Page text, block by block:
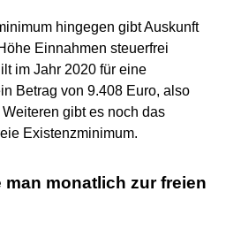
hingegen gibt Auskunft
Einnahmen steuerfrei
im Jahr 2020 für eine
Betrag von 9.408 Euro, also
gibt es noch das
Existenzminimum.
man monatlich zur freien